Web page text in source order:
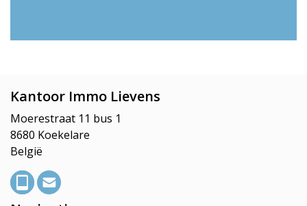
Kantoor Immo Lievens
Moerestraat 11 bus 1
8680 Koekelare
België